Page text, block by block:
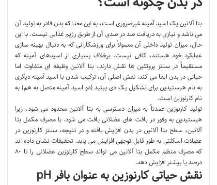
بتا آلانین یک اسید آمینه غیرضروری است، به این معنا که بدن قادر به تولید آن
می باشد و نیازی به دریافت صد در صدی آن از طریق رژیم غذایی نیست. با این
حال، میزان تولید داخلی آن معمولاً برای ورزشکارانی که به دنبال بهینه سازی
عملکرد خود هستند، کافی نیست. برخلاف بسیاری از اسیدهای آمینه که
مستقیماً در سنتز پروتئین ها نقش دارند، بتا آلانین وظیفه ای متفاوت اما
حیاتی در بدن ایفا می کند. نقش اصلی آن، ترکیب شدن با اسید آمینه دیگری
به نام هیستیدین برای تشکیل یک دی پپتید (دو اسید آمینه متصل به هم) به
نام کارنوزین است.
تولید کارنوزین عمدتاً به میزان دسترسی به بتا آلانین محدود می شود، زیرا
هیستیدین به وفور در بافت های عضلانی یافت می شود. با مصرف مکمل بتا
آلانین، سطح بتا آلانین در بدن افزایش یافته و در نتیجه، سنتز کارنوزین در
عضلات اسکلتی به طور قابل توجهی افزایش می یابد. تحقیقات نشان داده اند
که مصرف منظم مکمل بتا آلانین می تواند سطح کارنوزین عضلانی را تا ۸۰
درصد یا بیشتر افزایش دهد.
نقش حیاتی کارنوزین به عنوان بافر pH